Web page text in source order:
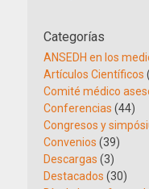
Categorías
ANSEDH en los
Artículos Científicos
Comité médico
Conferencias (44)
Congresos y
Convenios (39)
Descargas (3)
Destacados (30)